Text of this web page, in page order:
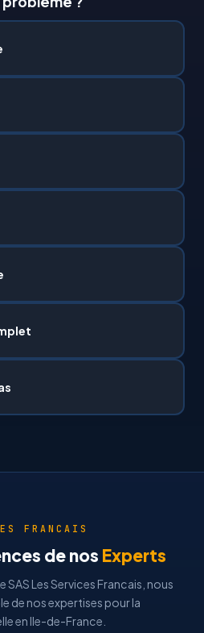
FRANCAIS
de nos Experts
SAS Les Services Francais, nous
de nos expertises pour la
en Ile-de-France.